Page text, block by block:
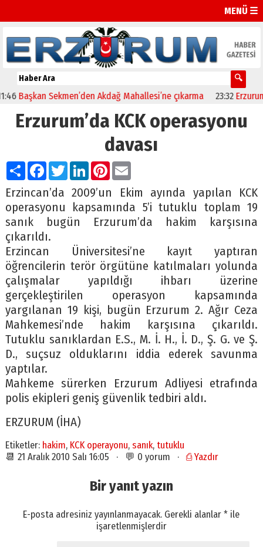
MENÜ ☰
Başkan Sekmen’den Akdağ Mahallesi’ne çıkarma 23:32
Erzurum’da KCK operasyonu
davası
PaylaşFacebook
TwitterLinkedIn
Pinterest
Email
Erzincan’da 2009’un Ekim ayında yapılan KCK
operasyonu kapsamında 5’i tutuklu toplam 19
sanık bugün Erzurum’da hakim karşısına
çıkarıldı.
Erzincan Üniversitesi’ne kayıt yaptıran
öğrencilerin terör örgütüne katılmaları yolunda
çalışmalar yapıldığı ihbarı üzerine
gerçekleştirilen operasyon kapsamında
yargılanan 19 kişi, bugün Erzurum 2. Ağır Ceza
Mahkemesi’nde hakim karşısına çıkarıldı.
Tutuklu sanıklardan E.S., M. İ. H., İ. D., Ş. G. ve Ş.
D., suçsuz olduklarını iddia ederek savunma
yaptılar.
Mahkeme sürerken Erzurum Adliyesi etrafında
polis ekipleri geniş güvenlik tedbiri aldı.
ERZURUM (İHA)
Etiketler: hakim, KCK operayonu, sanık, tutuklu
📆 21 Aralık 2010 Salı 16:05 · 💬 0 yorum · ⎙ Yazdır
Bir yanıt yazın
E-posta adresiniz yayınlanmayacak. Gerekli alanlar* ile
işaretlenmişlerdir